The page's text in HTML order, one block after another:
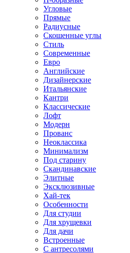
Угловые
Прямые
Радиусные
Скошенные углы
Стиль
Современные
Евро
Английские
Дизайнерские
Итальянские
Кантри
Классические
Лофт
Модерн
Прованс
Неоклассика
Минимализм
Под старину
Скандинавские
Элитные
Эксклюзивные
Хай-тек
Особенности
Для студии
Для хрущевки
Для дачи
Встроенные
С антресолями